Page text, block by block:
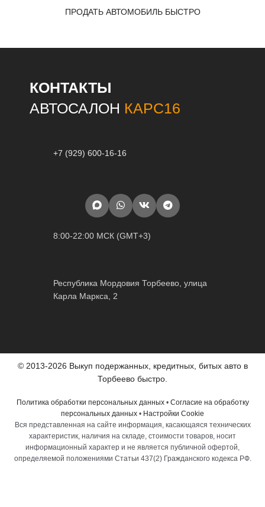
ПРОДАТЬ АВТОМОБИЛЬ БЫСТРО
КОНТАКТЫ
АВТОСАЛОН КАРС16
+7 (929) 600-16-16
8:00-22:00 МСК (GMT+3)
Республика Мордовия Торбеево, улица
Карла Маркса, 2
© 2013-2026 Выкуп подержанных, кредитных, битых авто в
Торбеево быстро.
Политика обработки персональных данных• Согласие на обработку
персональных данных • Настройки Cookie
Вся представленная на сайте информация, касающаяся технических
характеристик, наличия на складе, стоимости товаров, носит
информационный характер и не является публичной офертой,
определяемой положениями Статьи 437(2) Гражданского кодекса РФ.